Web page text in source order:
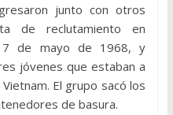
junto con otros
de reclutamiento en
de mayo de 1968, y
jóvenes que estaban a
El grupo sacó los
de basura.